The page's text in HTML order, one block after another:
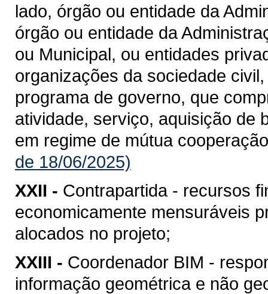
lado, órgão ou entidade da
órgão ou entidade da
ou Municipal, ou entidades
organizações da sociedade
programa de governo, que
atividade, serviço, aquisição de
em regime de mútua
de 18/06/2025)
XXII - Contrapartida - recursos
economicamente mensuráveis
alocados no projeto;
XXIII - Coordenador BIM -
informação geométrica e não